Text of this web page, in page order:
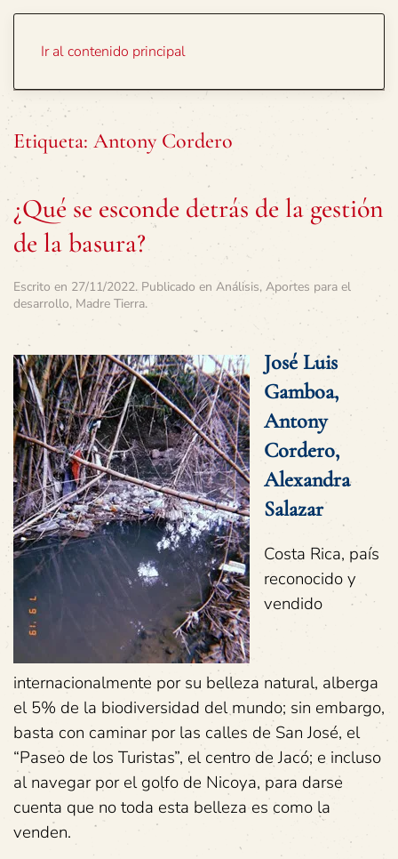
Ir al contenido principal
Etiqueta: Antony Cordero
¿Qué se esconde detrás de la gestión
de la basura?
Escrito en 27/11/2022. Publicado en Análisis, Aportes para el
desarrollo, Madre Tierra.
José Luis
Gamboa,
Antony
Cordero,
Alexandra
Salazar
Costa Rica, país
reconocido y
vendido
internacionalmente por su belleza natural, alberga
el 5% de la biodiversidad del mundo; sin embargo,
basta con caminar por las calles de San José, el
“Paseo de los Turistas”, el centro de Jacó; e incluso
al navegar por el golfo de Nicoya, para darse
cuenta que no toda esta belleza es como la
venden.